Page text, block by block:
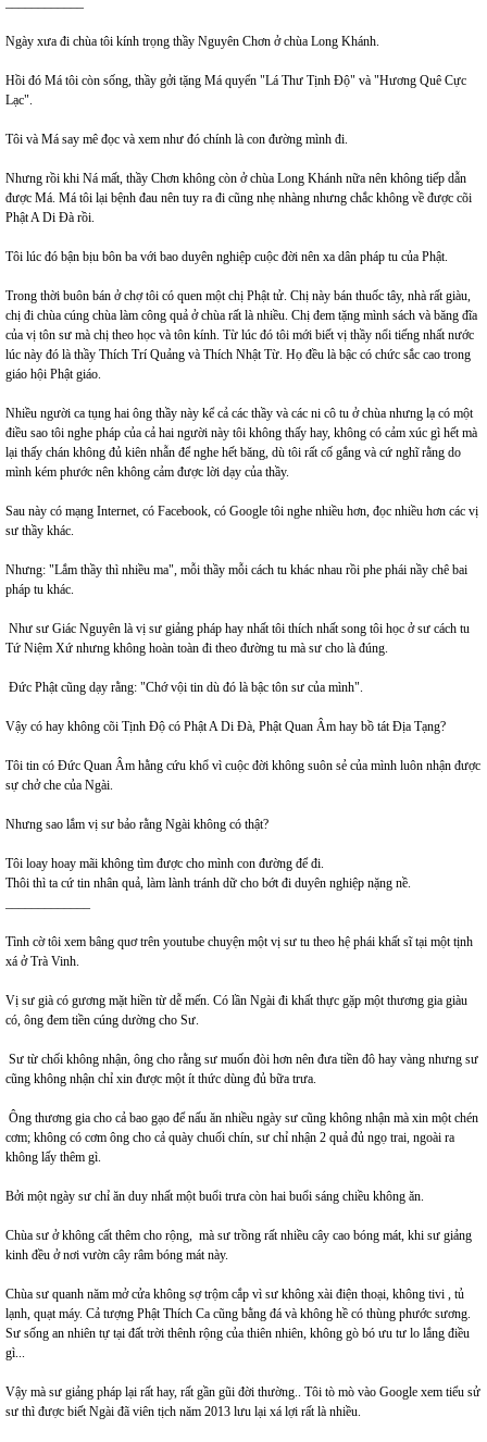
Ngày xưa đi chùa tôi kính trọng thầy Nguyên Chơn ở chùa Long Khánh.
Hồi đó Má tôi còn sống, thầy gởi tặng Má quyển "Lá Thư Tịnh Độ" và "Hương Quê Cực
Lạc".
Tôi và Má say mê đọc và xem như đó chính là con đường mình đi.
Nhưng rồi khi Ná mất, thầy Chơn không còn ở chùa Long Khánh nữa nên không tiếp dẫn
được Má. Má tôi lại bệnh đau nên tuy ra đi cũng nhẹ nhàng nhưng chắc không về được cõi
Phật A Di Đà rồi.
Tôi lúc đó bận bịu bôn ba với bao duyên nghiệp cuộc đời nên xa dân pháp tu của Phật.
Trong thời buôn bán ở chợ tôi có quen một chị Phật tử. Chị này bán thuốc tây, nhà rất giàu,
chị đi chùa cúng chùa làm công quả ở chùa rất là nhiều. Chị đem tặng mình sách và băng đĩa
của vị tôn sư mà chị theo học và tôn kính. Từ lúc đó tôi mới biết vị thầy nổi tiếng nhất nước
lúc này đó là thầy Thích Trí Quảng và Thích Nhật Từ. Họ đều là bậc có chức sắc cao trong
giáo hội Phật giáo.
Nhiều người ca tụng hai ông thầy này kể cả các thầy và các ni cô tu ở chùa nhưng lạ có một
điều sao tôi nghe pháp của cả hai người này tôi không thấy hay, không có cảm xúc gì hết mà
lại thấy chán không đủ kiên nhẫn để nghe hết băng, dù tôi rất cố gắng và cứ nghĩ rằng do
mình kém phước nên không cảm được lời dạy của thầy.
Sau này có mạng Internet, có Facebook, có Google tôi nghe nhiều hơn, đọc nhiều hơn các vị
sư thầy khác.
Nhưng: "Lắm thầy thì nhiều ma", mỗi thầy mỗi cách tu khác nhau rồi phe phái nầy chê bai
pháp tu khác.
Như sư Giác Nguyên là vị sư giảng pháp hay nhất tôi thích nhất song tôi học ở sư cách tu
Tứ Niệm Xứ nhưng không hoàn toàn đi theo đường tu mà sư cho là đúng.
Đức Phật cũng dạy rằng: "Chớ vội tin dù đó là bậc tôn sư của mình".
Vậy có hay không cõi Tịnh Độ có Phật A Di Đà, Phật Quan Âm hay bồ tát Địa Tạng?
Tôi tin có Đức Quan Âm hằng cứu khổ vì cuộc đời không suôn sẻ của mình luôn nhận được
sự chở che của Ngài.
Nhưng sao lắm vị sư bảo rằng Ngài không có thật?
Tôi loay hoay mãi không tìm được cho mình con đường để đi.
Thôi thì ta cứ tin nhân quả, làm lành tránh dữ cho bớt đi duyên nghiệp nặng nề.
Tình cờ tôi xem bâng quơ trên youtube chuyện một vị sư tu theo hệ phái khất sĩ tại một tịnh
xá ở Trà Vinh.
Vị sư già có gương mặt hiền từ dễ mến. Có lần Ngài đi khất thực gặp một thương gia giàu
có, ông đem tiền cúng dường cho Sư.
Sư từ chối không nhận, ông cho rằng sư muốn đòi hơn nên đưa tiền đô hay vàng nhưng sư
cũng không nhận chỉ xin được một ít thức dùng đủ bữa trưa.
Ông thương gia cho cả bao gạo để nấu ăn nhiều ngày sư cũng không nhận mà xin một chén
cơm; không có cơm ông cho cả quày chuối chín, sư chỉ nhận 2 quả đủ ngọ trai, ngoài ra
không lấy thêm gì.
Bởi một ngày sư chỉ ăn duy nhất một buổi trưa còn hai buổi sáng chiều không ăn.
Chùa sư ở không cất thêm cho rộng, mà sư trồng rất nhiều cây cao bóng mát, khi sư giảng
kinh đều ở nơi vườn cây râm bóng mát này.
Chùa sư quanh năm mở cửa không sợ trộm cắp vì sư không xài điện thoại, không tivi , tủ
lạnh, quạt máy. Cả tượng Phật Thích Ca cũng bằng đá và không hề có thùng phước sương.
Sư sống an nhiên tự tại đất trời thênh rộng của thiên nhiên, không gò bó ưu tư lo lắng điều
gì...
Vậy mà sư giảng pháp lại rất hay, rất gần gũi đời thường.. Tôi tò mò vào Google xem tiểu sử
sư thì được biết Ngài đã viên tịch năm 2013 lưu lại xá lợi rất là nhiều.